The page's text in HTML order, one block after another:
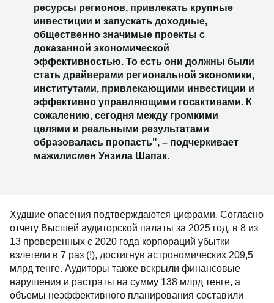
ресурсы регионов, привлекать крупные
инвестиции и запускать доходные,
общественно значимые проекты с
доказанной экономической
эффективностью. То есть они должны были
стать драйверами региональной экономики,
институтами, привлекающими инвестиции и
эффективно управляющими госактивами. К
сожалению, сегодня между громкими
целями и реальными результатами
образовалась пропасть", – подчеркивает
мажилисмен Унзила Шапак.
Худшие опасения подтверждаются цифрами. Согласно
отчету Высшей аудиторской палаты за 2025 год, в 8 из
13 проверенных с 2020 года корпораций убытки
взлетели в 7 раз (!), достигнув астрономических 209,5
млрд тенге. Аудиторы также вскрыли финансовые
нарушения и растраты на сумму 138 млрд тенге, а
объемы неэффективного планирования составили